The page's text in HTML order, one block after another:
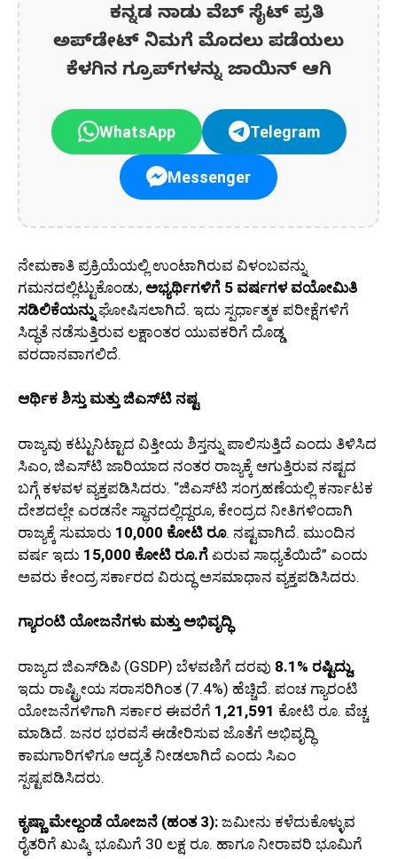
ಕನ್ನಡ ನಾಡು ವೆಬ್ ಸೈಟ್ ಪ್ರತಿ
ಅಪ್‌ಡೇಟ್‌ ನಿಮಗೆ ಮೊದಲು ಪಡೆಯಲು
ಕೆಳಗಿನ ಗ್ರೂಪ್‌ಗಳನ್ನು ಜಾಯಿನ್ ಆಗಿ
WhatsApp Telegram
Messenger
ನೇಮಕಾತಿ ಪ್ರಕ್ರಿಯೆಯಲ್ಲಿ ಉಂಟಾಗಿರುವ ವಿಳಂಬವನ್ನು
ಗಮನದಲ್ಲಿಟ್ಟುಕೊಂಡು, ಅಭ್ಯರ್ಥಿಗಳಿಗೆ 5 ವರ್ಷಗಳ ವಯೋಮಿತಿ
ಸಡಿಲಿಕೆಯನ್ನುಘೋಷಿಸಲಾಗಿದೆ. ಇದು ಸ್ಪರ್ಧಾತ್ಮಕ ಪರೀಕ್ಷೆಗಳಿಗೆ
ಸಿದ್ಧತೆ ನಡೆಸುತ್ತಿರುವ ಲಕ್ಷಾಂತರ ಯುವಕರಿಗೆ ದೊಡ್ಡ
ವರದಾನವಾಗಲಿದೆ.
ಆರ್ಥಿಕ ಶಿಸ್ತು ಮತ್ತು ಜಿಎಸ್‌ಟಿ ನಷ್ಟ
ರಾಜ್ಯವು ಕಟ್ಟುನಿಟ್ಟಾದ ವಿತ್ತೀಯ ಶಿಸ್ತನ್ನು ಪಾಲಿಸುತ್ತಿದೆ ಎಂದು ತಿಳಿಸಿದ
ಸಿಎಂ, ಜಿಎಸ್‌ಟಿ ಜಾರಿಯಾದ ನಂತರ ರಾಜ್ಯಕ್ಕೆ ಆಗುತ್ತಿರುವ ನಷ್ಟದ
ಬಗ್ಗೆ ಕಳವಳ ವ್ಯಕ್ತಪಡಿಸಿದರು. “ಜಿಎಸ್‌ಟಿ ಸಂಗ್ರಹಣೆಯಲ್ಲಿ ಕರ್ನಾಟಕ
ದೇಶದಲ್ಲೇ ಎರಡನೇ ಸ್ಥಾನದಲ್ಲಿದ್ದರೂ, ಕೇಂದ್ರದ ನೀತಿಗಳಿಂದಾಗಿ
ರಾಜ್ಯಕ್ಕೆ ಸುಮಾರು 10,000 ಕೋಟಿ ರೂ. ನಷ್ಟವಾಗಿದೆ. ಮುಂದಿನ
ವರ್ಷ ಇದು 15,000 ಕೋಟಿ ರೂ.ಗೆ ಏರುವ ಸಾಧ್ಯತೆಯಿದೆ” ಎಂದು
ಅವರು ಕೇಂದ್ರ ಸರ್ಕಾರದ ವಿರುದ್ಧ ಅಸಮಾಧಾನ ವ್ಯಕ್ತಪಡಿಸಿದರು.
ಗ್ಯಾರಂಟಿ ಯೋಜನೆಗಳು ಮತ್ತು ಅಭಿವೃದ್ಧಿ
ರಾಜ್ಯದ ಜಿಎಸ್‌ಡಿಪಿ (GSDP) ಬೆಳವಣಿಗೆ ದರವು 8.1% ರಷ್ಟಿದ್ದು,
ಇದು ರಾಷ್ಟ್ರೀಯ ಸರಾಸರಿಗಿಂತ (7.4%) ಹೆಚ್ಚಿದೆ. ಪಂಚ ಗ್ಯಾರಂಟಿ
ಯೋಜನೆಗಳಿಗಾಗಿ ಸರ್ಕಾರ ಈವರೆಗೆ 1,21,591 ಕೋಟಿ ರೂ. ವೆಚ್ಚ
ಮಾಡಿದೆ. ಜನರ ಭರವಸೆ ಈಡೇರಿಸುವ ಜೊತೆಗೆ ಅಭಿವೃದ್ಧಿ
ಕಾಮಗಾರಿಗಳಿಗೂ ಆದ್ಯತೆ ನೀಡಲಾಗಿದೆ ಎಂದು ಸಿಎಂ
ಸ್ಪಷ್ಟಪಡಿಸಿದರು.
ಕೃಷ್ಣಾ ಮೇಲ್ದಂಡೆ ಯೋಜನೆ (ಹಂತ 3): ಜಮೀನು ಕಳೆದುಕೊಳ್ಳುವ
ರೈತರಿಗೆ ಖುಷ್ಕಿ ಭೂಮಿಗೆ 30 ಲಕ್ಷ ರೂ. ಹಾಗೂ ನೀರಾವರಿ ಭೂಮಿಗೆ